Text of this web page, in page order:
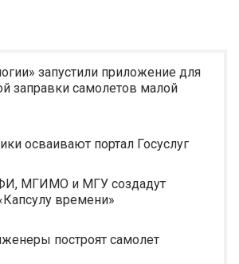
запустили приложение для
заправки самолетов малой
осваивают портал Госуслуг
МГИМО и МГУ создадут
времени»
построят самолет